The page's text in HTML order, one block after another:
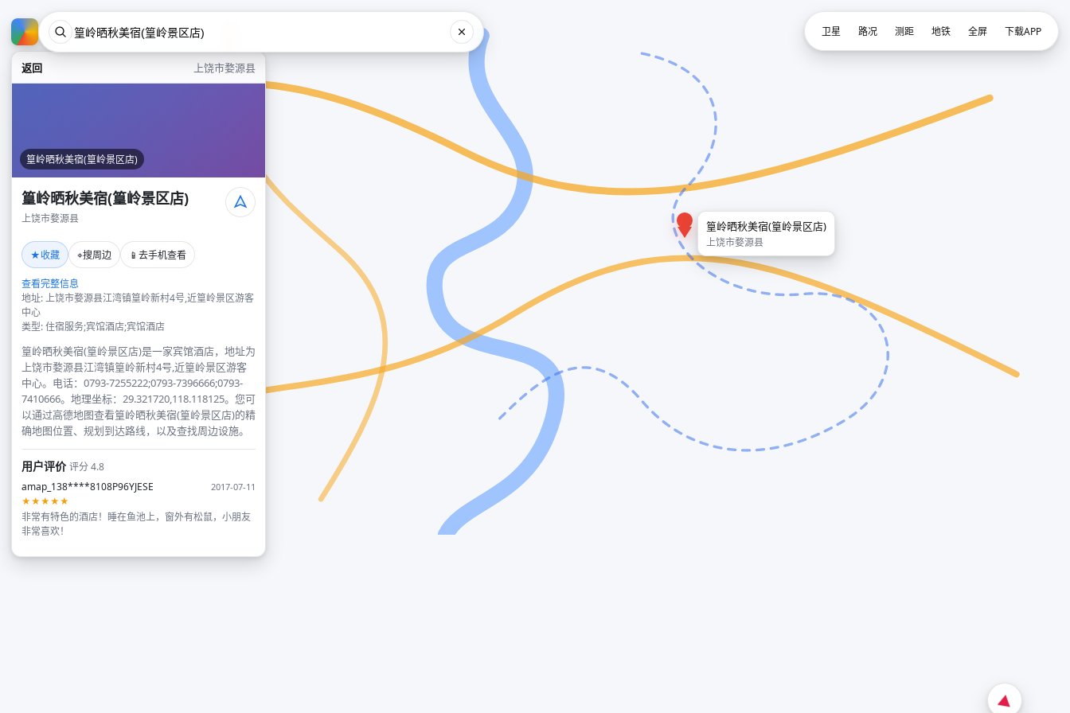
返回 上饶市婺源县
篁岭晒秋美宿(篁岭景区店)
篁岭晒秋美宿(篁岭景区店)
上饶市婺源县
★收藏 ⌖搜周边 📱 去手机查看
查看完整信息
地址: 上饶市婺源县江湾镇篁岭新村4号,近篁岭景区游客
中心
类型: 住宿服务;宾馆酒店;宾馆酒店
篁岭晒秋美宿(篁岭景区店)是一家宾馆酒店，地址为
上饶市婺源县江湾镇篁岭新村4号,近篁岭景区游客
中心。电话：0793-7255222;0793-7396666;0793-
7410666。地理坐标：29.321720,118.118125。您可
以通过高德地图查看篁岭晒秋美宿(篁岭景区店)的精
确地图位置、规划到达路线，以及查找周边设施。
用户评价评分 4.8
amap_138****8108P96YJESE
2017-07-11
★★★★★
非常有特色的酒店！睡在鱼池上，窗外有松鼠，小朋友
非常喜欢！
篁岭晒秋美宿(篁岭景区店)
上饶市婺源县
卫星 路况 测距 地铁 全屏 下载APP